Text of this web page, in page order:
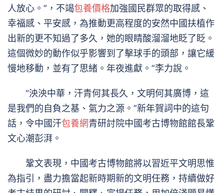
人放心。”，不竭包養價格加強國民群眾的取得感、
幸福感、平安感，為推動更高程度的安然中國扶植作
出新的更不知過了多久，她的眼睛酸溜溜地眨了眨。
這個微妙的動作似乎影響到了擊球手的頭部，讓它緩
慢地移動，並有了思緒。年夜進獻。”李力說。
“泱泱中華，汗青何其長久，文明何其廣博，這
是我們的自負之基、氣力之源。”新年賀詞中的這句
話，令中國汗包養網青研討院中國考古博物館館長鞏
文心潮彭湃。
鞏文表現，中國考古博物館將以習近平文明思惟
為指引，盡力擔當起新時期新的文明任務，持續做好